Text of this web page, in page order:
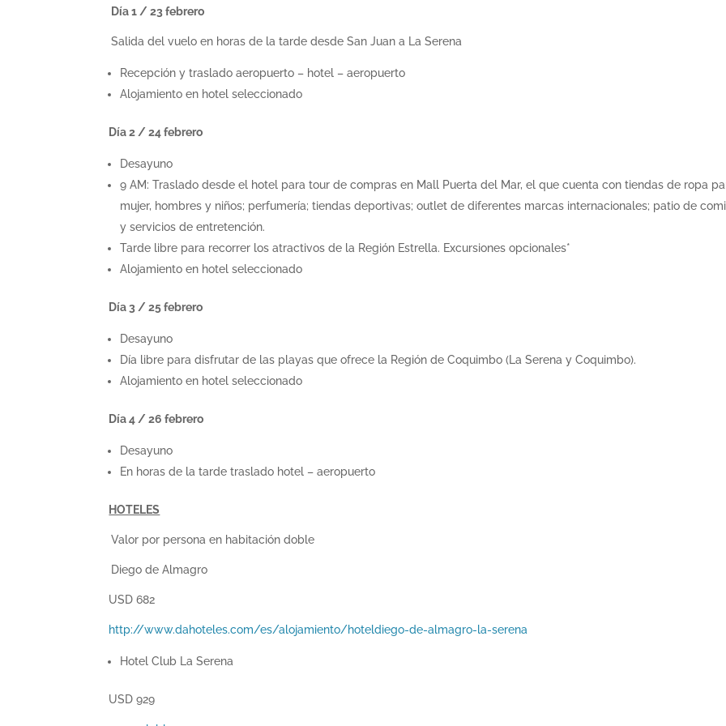
Día 1 / 23 febrero
Salida del vuelo en horas de la tarde desde San Juan a La Serena
Recepción y traslado aeropuerto – hotel – aeropuerto
Alojamiento en hotel seleccionado
Día 2 / 24 febrero
Desayuno
9 AM: Traslado desde el hotel para tour de compras en Mall Puerta del Mar, el que cuenta con tiendas de ropa
mujer, hombres y niños; perfumería; tiendas deportivas; outlet de diferentes marcas internacionales; patio de
y servicios de entretención.
Tarde libre para recorrer los atractivos de la Región Estrella. Excursiones opcionales*
Alojamiento en hotel seleccionado
Día 3 / 25 febrero
Desayuno
Día libre para disfrutar de las playas que ofrece la Región de Coquimbo (La Serena y Coquimbo).
Alojamiento en hotel seleccionado
Día 4 / 26 febrero
Desayuno
En horas de la tarde traslado hotel – aeropuerto
HOTELES
Valor por persona en habitación doble
Diego de Almagro
USD 682
http://www.dahoteles.com/es/alojamiento/hoteldiego-de-almagro-la-serena
Hotel Club La Serena
USD 929